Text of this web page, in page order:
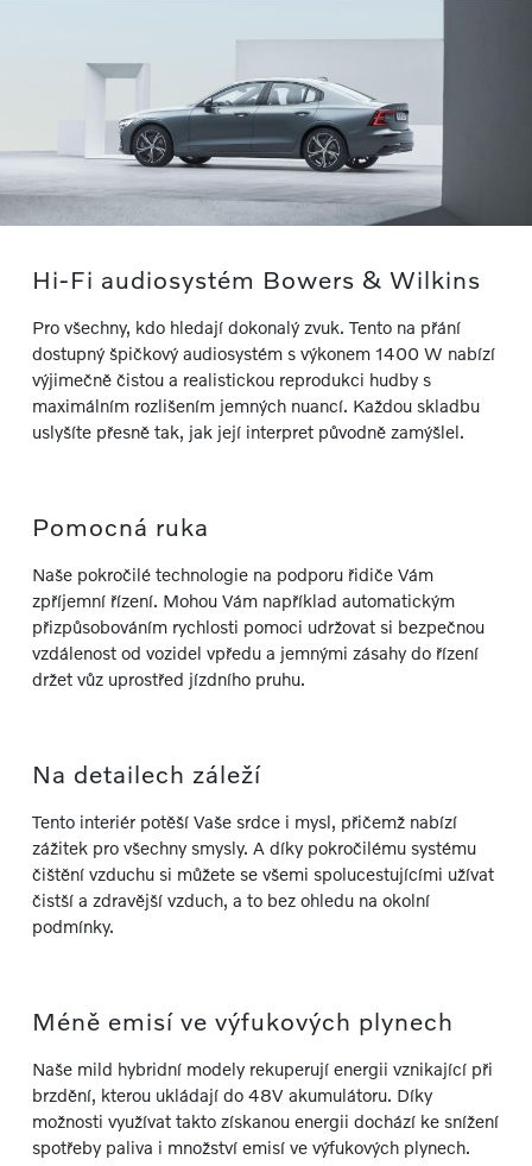
Hi-Fi audiosystém Bowers & Wilkins
Pro všechny, kdo hledají dokonalý zvuk. Tento na přání
dostupný špičkový audiosystém s výkonem 1400 W nabízí
výjimečně čistou a realistickou reprodukci hudby s
maximálním rozlišením jemných nuancí. Každou skladbu
uslyšíte přesně tak, jak její interpret původně zamýšlel.
Pomocná ruka
Naše pokročilé technologie na podporu řidiče Vám
zpříjemní řízení. Mohou Vám například automatickým
přizpůsobováním rychlosti pomoci udržovat si bezpečnou
vzdálenost od vozidel vpředu a jemnými zásahy do řízení
držet vůz uprostřed jízdního pruhu.
Na detailech záleží
Tento interiér potěší Vaše srdce i mysl, přičemž nabízí
zážitek pro všechny smysly. A díky pokročilému systému
čištění vzduchu si můžete se všemi spolucestujícími užívat
čistší a zdravější vzduch, a to bez ohledu na okolní
podmínky.
Méně emisí ve výfukových plynech
Naše mild hybridní modely rekuperují energii vznikající při
brzdění, kterou ukládají do 48V akumulátoru. Díky
možnosti využívat takto získanou energii dochází ke snížení
spotřeby paliva i množství emisí ve výfukových plynech.